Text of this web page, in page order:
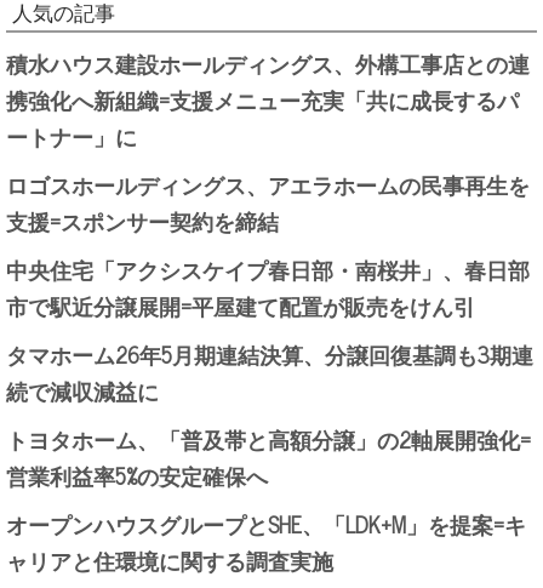
人気の記事
積水ハウス建設ホールディングス、外構工事店との連
携強化へ新組織=支援メニュー充実「共に成長するパ
ートナー」に
ロゴスホールディングス、アエラホームの民事再生を
支援=スポンサー契約を締結
中央住宅「アクシスケイプ春日部・南桜井」、春日部
市で駅近分譲展開=平屋建て配置が販売をけん引
タマホーム26年5月期連結決算、分譲回復基調も3期連
続で減収減益に
トヨタホーム、「普及帯と高額分譲」の2軸展開強化=
営業利益率5%の安定確保へ
オープンハウスグループとSHE、「LDK+M」を提案=キ
ャリアと住環境に関する調査実施